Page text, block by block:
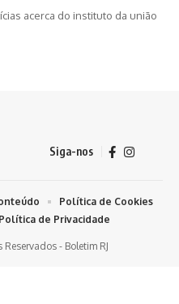
acerca do instituto da união
Siga-nos
- Boletim RJ
Política de Cookies
Política de Privacidade